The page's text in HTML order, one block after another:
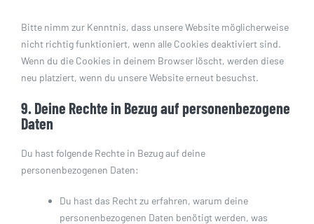
Bitte nimm zur Kenntnis, dass unsere Website möglicherweise
nicht richtig funktioniert, wenn alle Cookies deaktiviert sind.
Wenn du die Cookies in deinem Browser löscht, werden diese
neu platziert, wenn du unsere Website erneut besuchst.
9. Deine Rechte in Bezug auf personenbezogene
Daten
Du hast folgende Rechte in Bezug auf deine
personenbezogenen Daten:
Du hast das Recht zu erfahren, warum deine
personenbezogenen Daten benötigt werden, was